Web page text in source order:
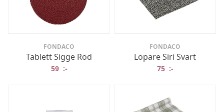
FONDACO
Tablett Sigge Röd
59 :-
FONDACO
Löpare Siri Svart
75 :-